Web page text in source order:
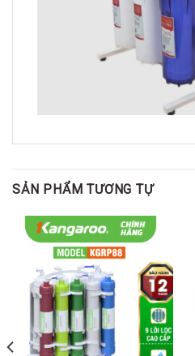
SẢN PHẨM TƯƠNG TỰ